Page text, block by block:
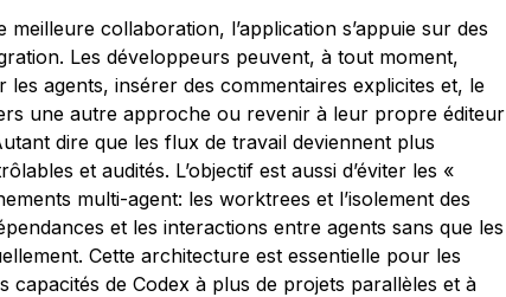
collaboration, l’application s’appuie sur des
Les développeurs peuvent, à tout moment,
agents, insérer des commentaires explicites et, le
une autre approche ou revenir à leur propre éditeur
dire que les flux de travail deviennent plus
et audités. L’objectif est aussi d’éviter les «
multi-agent: les worktrees et l’isolement des
et les interactions entre agents sans que les
Cette architecture est essentielle pour les
capacités de Codex à plus de projets parallèles et à